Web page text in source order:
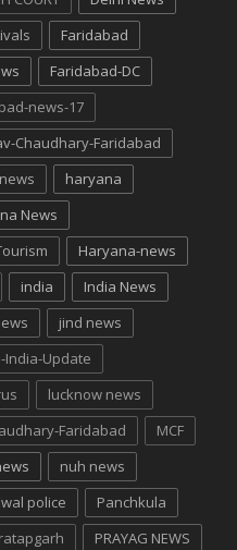
Faridabad
Faridabad-DC
news-17
Chaudhary-Faridabad
haryana
News
Haryana-news
india
India News
jind news
India-Update
lucknow news
Faridabad
MCF
nuh news
police
Panchkula
PRAYAG NEWS